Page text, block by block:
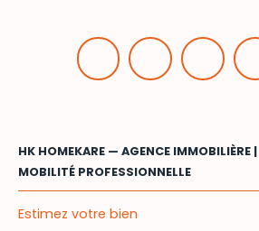
HK HOMEKARE — AGENCE IMMOBILIÈRE
MOBILITÉ PROFESSIONNELLE
Estimez votre bien